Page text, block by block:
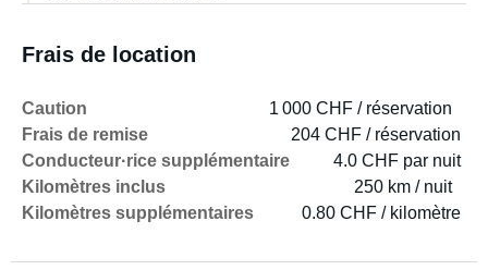
Frais de location
Caution
1 000 CHF / réservation
Frais de remise
204 CHF / réservation
Conducteur·rice supplémentaire
4.0 CHF par nuit
Kilomètres inclus
250 km / nuit
Kilomètres supplémentaires
0.80 CHF / kilomètre